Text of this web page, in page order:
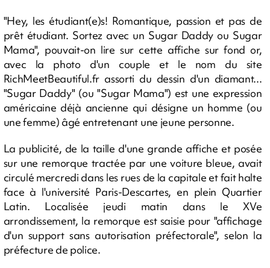
"Hey, les étudiant(e)s! Romantique, passion et pas de
prêt étudiant. Sortez avec un Sugar Daddy ou Sugar
Mama", pouvait-on lire sur cette affiche sur fond or,
avec la photo d'un couple et le nom du site
RichMeetBeautiful.fr assorti du dessin d'un diamant...
"Sugar Daddy" (ou "Sugar Mama") est une expression
américaine déjà ancienne qui désigne un homme (ou
une femme) âgé entretenant une jeune personne.
La publicité, de la taille d'une grande affiche et posée
sur une remorque tractée par une voiture bleue, avait
circulé mercredi dans les rues de la capitale et fait halte
face à l'université Paris-Descartes, en plein Quartier
Latin. Localisée jeudi matin dans le XVe
arrondissement, la remorque est saisie pour "affichage
d'un support sans autorisation préfectorale", selon la
préfecture de police.